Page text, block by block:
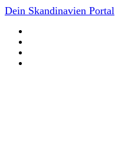
Dein Skandinavien Portal